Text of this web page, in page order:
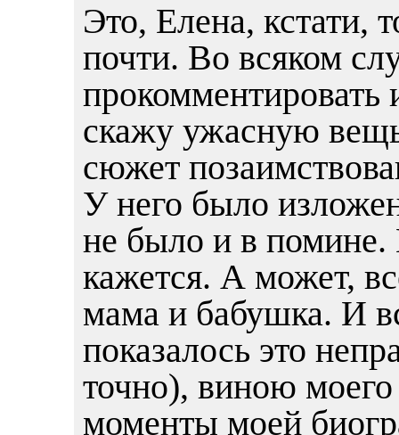
Это, Елена, кстати,
почти. Во всяком
прокомментировать
скажу ужасную
сюжет
У него было
не было и в
кажется. А может,
мама и бабушка. И
показалось это
точно), виною моего
моменты моей